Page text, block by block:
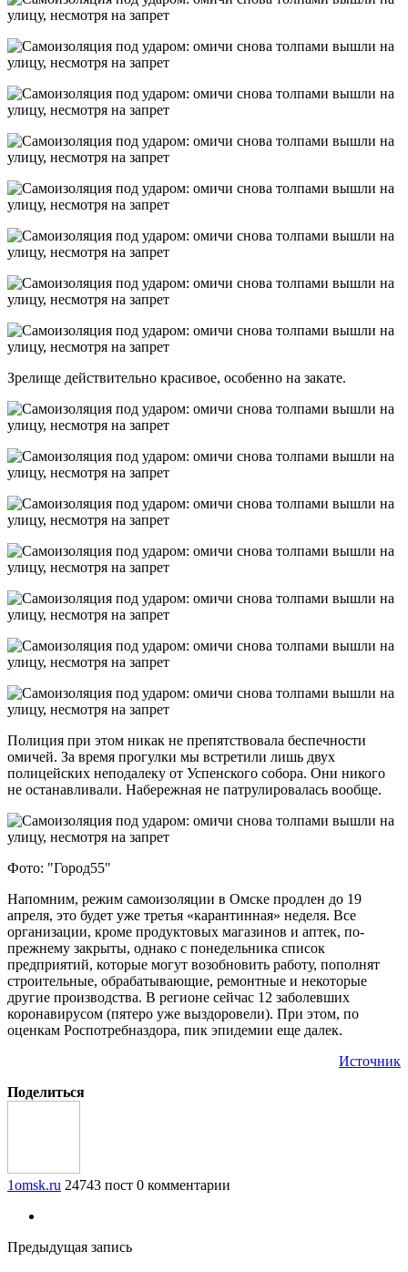
Зрелище действительно красивое, особенно на закате.
Полиция при этом никак не препятствовала беспечности
омичей. За время прогулки мы встретили лишь двух
полицейских неподалеку от Успенского собора. Они никого
не останавливали. Набережная не патрулировалась вообще.
Фото: "Город55"
Напомним, режим самоизоляции в Омске продлен до 19
апреля, это будет уже третья «карантинная» неделя. Все
организации, кроме продуктовых магазинов и аптек, по-
прежнему закрыты, однако с понедельника список
предприятий, которые могут возобновить работу, пополнят
строительные, обрабатывающие, ремонтные и некоторые
другие производства. В регионе сейчас 12 заболевших
коронавирусом (пятеро уже выздоровели). При этом, по
оценкам Роспотребназдора, пик эпидемии еще далек.
Источник
Поделиться
1omsk.ru 24743 пост 0 комментарии
Предыдущая запись